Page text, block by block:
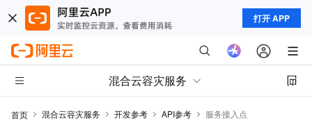
打开 APP
混合云容灾服务
首页 混合云容灾服务 开发参考 API参考 服务接入点